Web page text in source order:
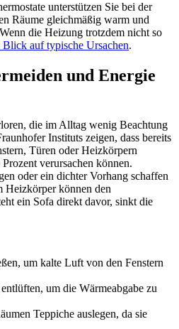
unterstützen Sie bei der
Räume gleichmäßig warm und
die Heizung trotzdem nicht so
auf typische Ursachen.
und Energie
die im Alltag wenig Beachtung
Instituts zeigen, dass bereits
Türen oder Heizkörpern
verursachen können.
oder ein dichter Vorhang schaffen
können den
ein Sofa direkt davor, sinkt die
um kalte Luft von den Fenstern
um die Wärmeabgabe zu
Teppiche auslegen, da sie